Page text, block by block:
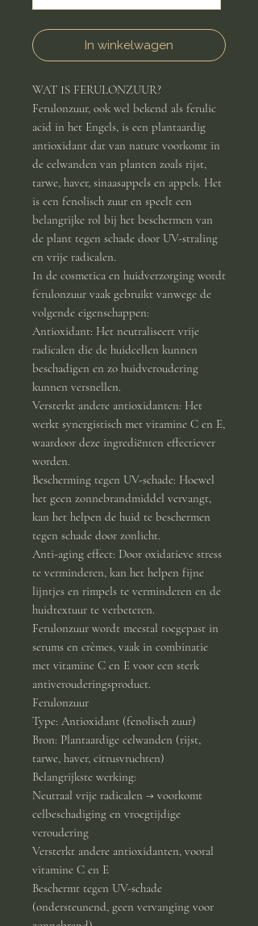
In winkelwagen
WAT IS FERULONZUUR?
Ferulonzuur, ook wel bekend als ferulic
acid in het Engels, is een plantaardig
antioxidant dat van nature voorkomt in
de celwanden van planten zoals rijst,
tarwe, haver, sinaasappels en appels. Het
is een fenolisch zuur en speelt een
belangrijke rol bij het beschermen van
de plant tegen schade door UV-straling
en vrije radicalen.
In de cosmetica en huidverzorging wordt
ferulonzuur vaak gebruikt vanwege de
volgende eigenschappen:
Antioxidant: Het neutraliseert vrije
radicalen die de huidcellen kunnen
beschadigen en zo huidveroudering
kunnen versnellen.
Versterkt andere antioxidanten: Het
werkt synergistisch met vitamine C en E,
waardoor deze ingrediënten effectiever
worden.
Bescherming tegen UV-schade: Hoewel
het geen zonnebrandmiddel vervangt,
kan het helpen de huid te beschermen
tegen schade door zonlicht.
Anti-aging effect: Door oxidatieve stress
te verminderen, kan het helpen fijne
lijntjes en rimpels te verminderen en de
huidtextuur te verbeteren.
Ferulonzuur wordt meestal toegepast in
serums en crèmes, vaak in combinatie
met vitamine C en E voor een sterk
antiverouderingsproduct.
Ferulonzuur
Type: Antioxidant (fenolisch zuur)
Bron: Plantaardige celwanden (rijst,
tarwe, haver, citrusvruchten)
Belangrijkste werking:
Neutraal vrije radicalen → voorkomt
celbeschadiging en vroegtijdige
veroudering
Versterkt andere antioxidanten, vooral
vitamine C en E
Beschermt tegen UV-schade
(ondersteunend, geen vervanging voor